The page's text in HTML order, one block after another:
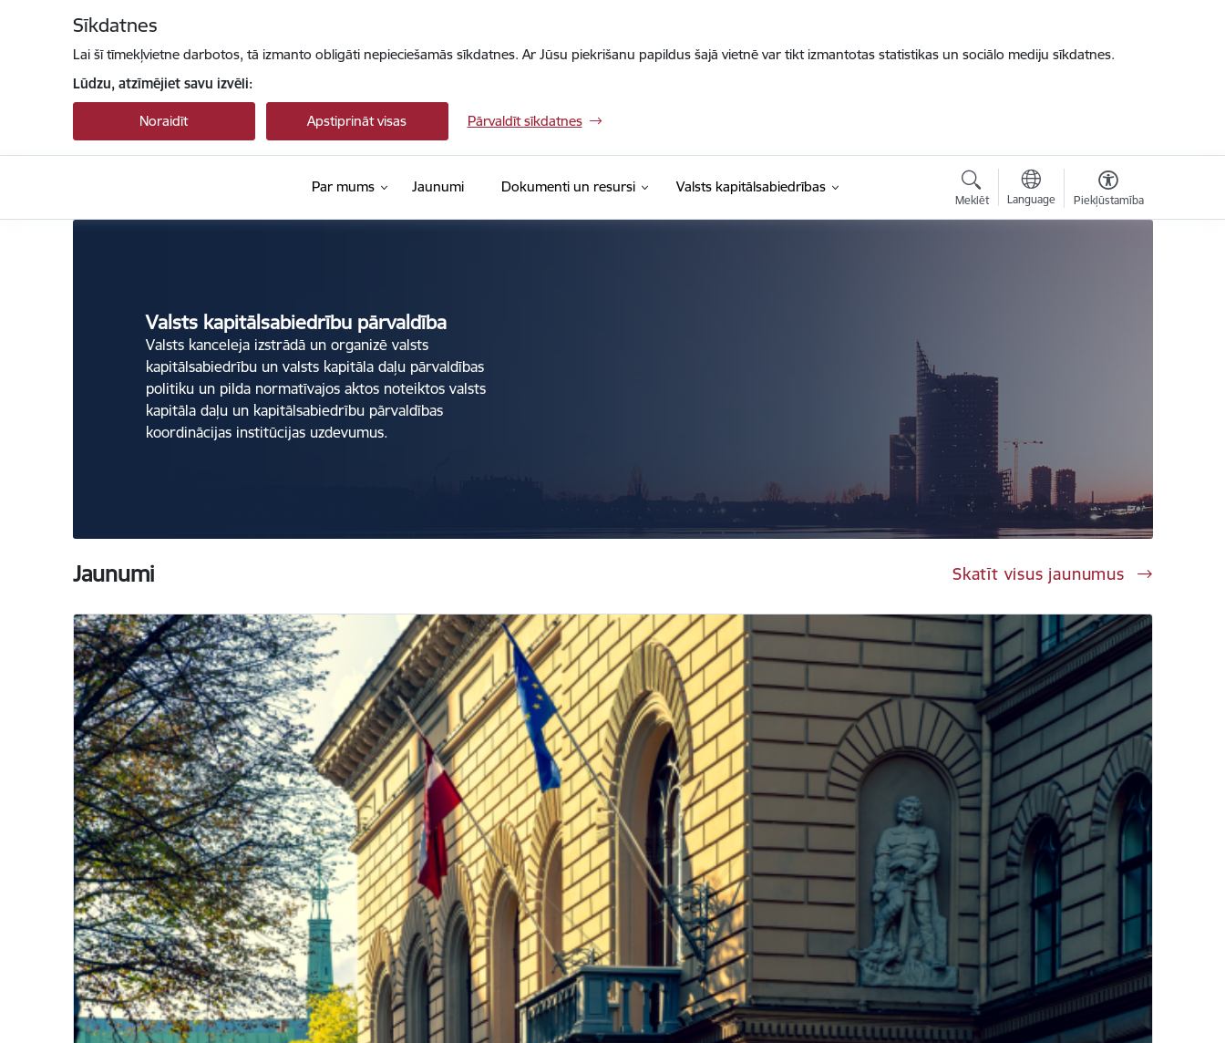
Sīkdatnes
Lai šī tīmekļvietne darbotos, tā izmanto obligāti nepieciešamās sīkdatnes. Ar Jūsu piekrišanu papildus šajā vietnē var tikt izmantotas statistikas un sociālo mediju sīkdatnes.
Lūdzu, atzīmējiet savu izvēli:
Noraidīt Apstiprināt visas Pārvaldīt sīkdatnes
Par mums Jaunumi Dokumenti un resursi Valsts kapitālsabiedrības
Meklēt Language Piekļūstamība
Valsts kapitālsabiedrību pārvaldība
Valsts kapitālsabiedrību pārvaldība
Valsts kanceleja izstrādā un organizē valsts
kapitālsabiedrību un valsts kapitāla daļu pārvaldības
politiku un pilda normatīvajos aktos noteiktos valsts
kapitāla daļu un kapitālsabiedrību pārvaldības
koordinācijas institūcijas uzdevumus.
Jaunumi Skatīt visus jaunumus